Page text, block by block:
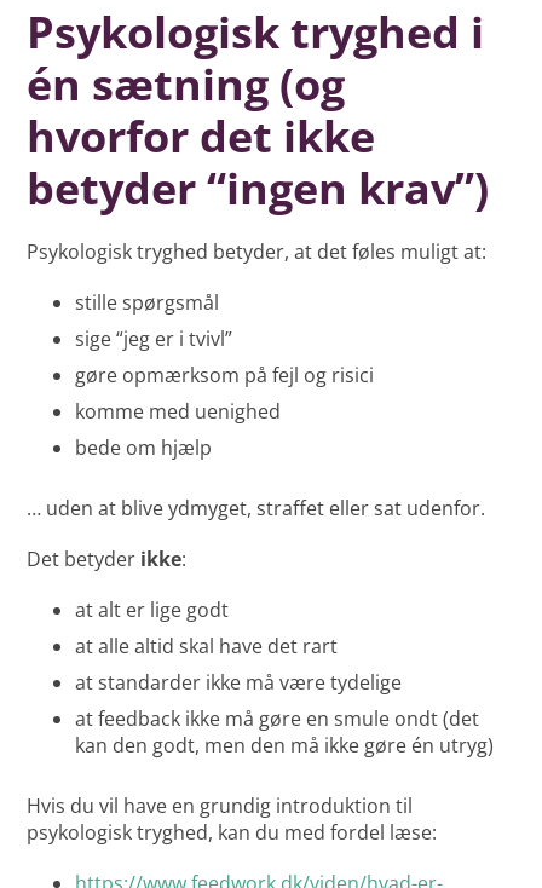
Psykologisk tryghed i
én sætning (og
hvorfor det ikke
betyder “ingen krav”)
Psykologisk tryghed betyder, at det føles muligt at:
stille spørgsmål
sige “jeg er i tvivl”
gøre opmærksom på fejl og risici
komme med uenighed
bede om hjælp
… uden at blive ydmyget, straffet eller sat udenfor.
Det betyder ikke:
at alt er lige godt
at alle altid skal have det rart
at standarder ikke må være tydelige
at feedback ikke må gøre en smule ondt (det
kan den godt, men den må ikke gøre én utryg)
Hvis du vil have en grundig introduktion til
psykologisk tryghed, kan du med fordel læse:
https://www.feedwork.dk/viden/hvad-er-